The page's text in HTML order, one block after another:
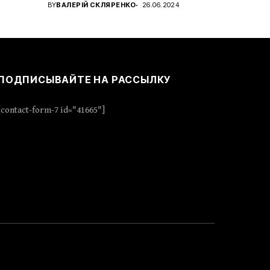
BYВАЛЕРІЙ СКЛЯРЕНКО 26.06.2024
НА РАССЫЛКУ
[contact-form-7 id="41665"]